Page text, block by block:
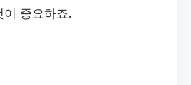
중요하죠.